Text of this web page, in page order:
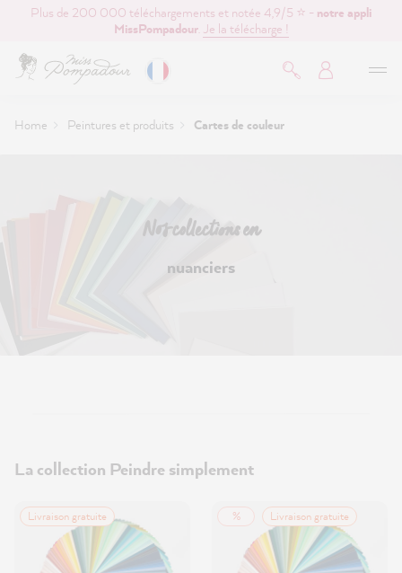
principal
Plus de 200 000 téléchargements et notée 4,9/5 ⭐ - notre appli
MissPompadour. Je la télécharge !
Home Peintures et produits Cartes de couleur
Nos collections en
nuanciers
La collection Peindre simplement
Livraison gratuite % Livraison gratuite